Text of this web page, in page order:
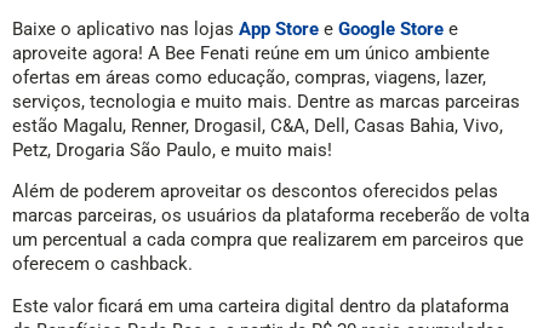
Baixe o aplicativo nas lojas App Store e Google Store e
aproveite agora! A Bee Fenati reúne em um único ambiente
ofertas em áreas como educação, compras, viagens, lazer,
serviços, tecnologia e muito mais. Dentre as marcas parceiras
estão Magalu, Renner, Drogasil, C&A, Dell, Casas Bahia, Vivo,
Petz, Drogaria São Paulo, e muito mais!
Além de poderem aproveitar os descontos oferecidos pelas
marcas parceiras, os usuários da plataforma receberão de volta
um percentual a cada compra que realizarem em parceiros que
oferecem o cashback.
Este valor ficará em uma carteira digital dentro da plataforma